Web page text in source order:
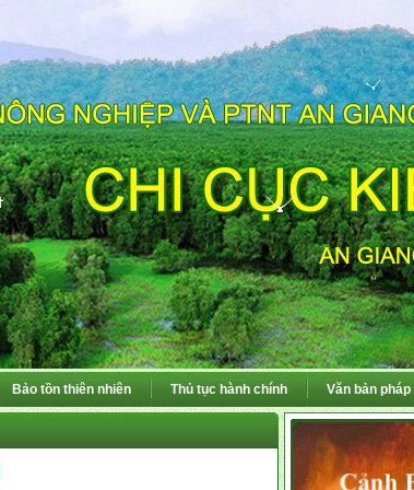
Bảo tồn thiên nhiên Thủ tục hành chính Văn bản pháp